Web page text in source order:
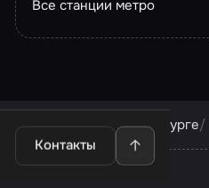
Все станции метро
Контакты
Квесты в Санкт-Петербурге